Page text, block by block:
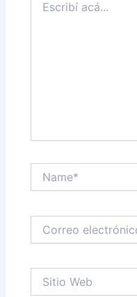
acá...
electrónico*
Web